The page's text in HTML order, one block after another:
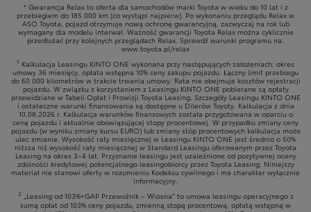
* Gwarancja Relax to oferta dla samochodów marki Toyota w wieku do 10 lat i z
przebiegiem do 185 000 km (co wystąpi najpierw). Po wykonaniu przeglądu Relax w
ASO Toyota, pojazd otrzymuje nową ochronę gwarancyjną, zazwyczaj na rok lub
wymagany dla modelu interwał. Ważność gwarancji Toyota Relax można cyklicznie
przedłużać przy kolejnych przeglądach Relax. Sprawdź warunki programu na:
www.toyota.pl/relax
1 Kalkulacja Leasingu KINTO ONE wykonana przy następujących założeniach: okres
umowy 36 miesięcy, opłata wstępna 10% ceny zakupu pojazdu. Łączny limit przebiegu
do 60 000 kilometrów w trakcie trwania umowy. Rata nie obejmuje kosztów rejestracji
pojazdu. W związku z korzystaniem z Leasingu KINTO ONE pobierane są opłaty
przewidziane w Tabeli Opłat i Prowizji Toyota Leasing. Szczegóły Leasingu KINTO ONE
i ostateczne warunki finansowania są dostępne u Dilerów Toyoty. Kalkulacja z dnia
10.08.2026 r. Kalkulacja warunków finansowych została przygotowana w oparciu o
cenę pojazdu i aktualnie obowiązującej stopy procentowej. W przypadku zmiany ceny
pojazdu (w wyniku zmiany kursu EURO) lub zmiany stóp procentowych kalkulacja może
ulec zmianie. Wysokość raty miesięcznej w Leasingu KINTO ONE jest średnio o 50%
niższa niż wysokość raty miesięcznej w Standard Leasingu oferowanym przez Toyota
Leasing na okres 3–4 lat. Przyznanie leasingu jest uzależnione od pozytywnej oceny
zdolności kredytowej potencjalnego leasingobiorcy przez Toyota Leasing. Niniejszy
materiał nie stanowi oferty w rozumieniu Kodeksu cywilnego i ma charakter wyłącznie
informacyjny.
2 „Leasing od 103%+GAP Przewoźnik – Wiosna” to umowa leasingu operacyjnego z
sumą opłat od 103% ceny pojazdu, zmienną stopą procentową, opłatą wstępną w